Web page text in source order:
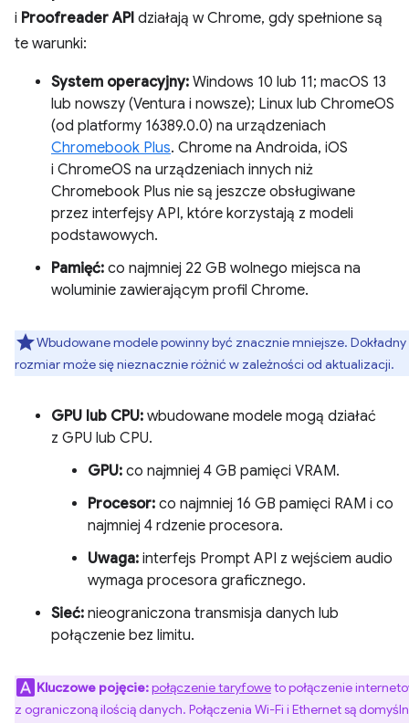
i Proofreader API działają w Chrome, gdy spełnione są
te warunki:
System operacyjny: Windows 10 lub 11; macOS 13
lub nowszy (Ventura i nowsze); Linux lub ChromeOS
(od platformy 16389.0.0) na urządzeniach
Chromebook Plus. Chrome na Androida, iOS
i ChromeOS na urządzeniach innych niż
Chromebook Plus nie są jeszcze obsługiwane
przez interfejsy API, które korzystają z modeli
podstawowych.
Pamięć: co najmniej 22 GB wolnego miejsca na
woluminie zawierającym profil Chrome.
Wbudowane modele powinny być znacznie mniejsze. Dokładny
rozmiar może się nieznacznie różnić w zależności od aktualizacji.
GPU lub CPU: wbudowane modele mogą działać
z GPU lub CPU.
GPU: co najmniej 4 GB pamięci VRAM.
Procesor: co najmniej 16 GB pamięci RAM i co
najmniej 4 rdzenie procesora.
Uwaga: interfejs Prompt API z wejściem audio
wymaga procesora graficznego.
Sieć: nieograniczona transmisja danych lub
połączenie bez limitu.
Kluczowe pojęcie:połączenie taryfoweto połączenie
z ograniczoną ilością danych. Połączenia Wi-Fi i Ethernet są